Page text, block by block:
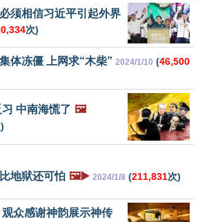
须相信习近平引起外界
次)
体冻僵 上网求“木柴” 2024/1/10 (46,500
中南海慌了 🖼️
地狱还可怕 🖼️▶️ 2024/1/8 (211,831次)
众感谢神韵展示神传